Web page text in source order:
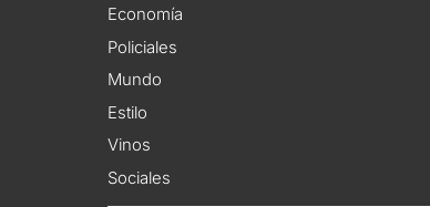
Economía
Policiales
Mundo
Estilo
Vinos
Sociales